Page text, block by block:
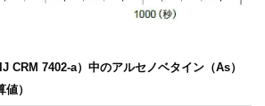
CRM 7402-a）中のアルセノベタイン（As）
）